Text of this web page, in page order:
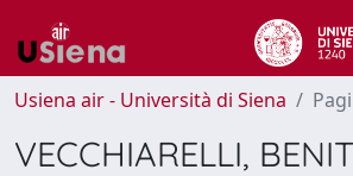
Usiena air - Università di Siena
VECCHIARELLI,